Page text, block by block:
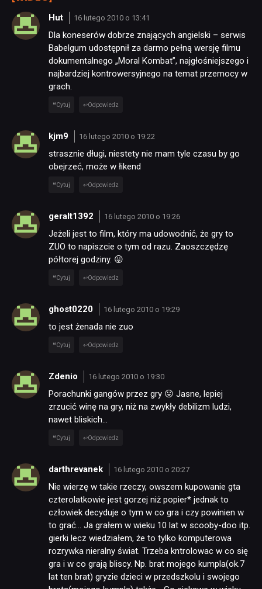
Hut 16 lutego 2010 o 13:41
Dla koneserów dobrze znających angielski – serwis
Babelgum udostępnił za darmo pełną wersję filmu
dokumentalnego „Moral Kombat”, najgłośniejszego i
najbardziej kontrowersyjnego na temat przemocy w
grach.
Cytuj Odpowiedz
kjm9 16 lutego 2010 o 19:22
strasznie długi, niestety nie mam tyle czasu by go
obejrzeć, może w łikend
Cytuj Odpowiedz
geralt1392 16 lutego 2010 o 19:26
Jeżeli jest to film, który ma udowodnić, że gry to
ZUO to napiszcie o tym od razu. Zaoszczędzę
półtorej godziny. 😛
Cytuj Odpowiedz
ghost0220 16 lutego 2010 o 19:29
to jest żenada nie zuo
Cytuj Odpowiedz
Zdenio 16 lutego 2010 o 19:30
Porachunki gangów przez gry 😛 Jasne, lepiej
zrzucić winę na gry, niż na zwykły debilizm ludzi,
nawet bliskich…
Cytuj Odpowiedz
darthrevanek 16 lutego 2010 o 20:27
Nie wierzę w takie rzeczy, owszem kupowanie gta
czterolatkowie jest gorzej niż popier* jednak to
człowiek decyduje o tym w co gra i czy powinien w
to grać… Ja grałem w wieku 10 lat w scooby-doo itp.
gierki lecz wiedziałem, że to tylko komputerowa
rozrywka nieralny świat. Trzeba kntrolowac w co się
gra i w co grają bliscy. Np. brat mojego kumpla(ok.7
lat ten brat) gryzie dzieci w przedszkolu i swojego